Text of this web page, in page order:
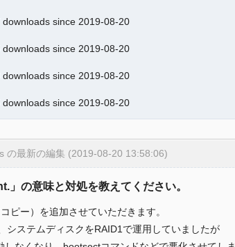
since 2019-08-20
downloads since 2019-08-20
since 2019-08-20
downloads since 2019-08-20
の最新の編集 (2019-08-20 13:58:06)
の意味と対処を教えてください。
ピー）を追加させていただきます。
システムディスクをRAID1で運用していましたが